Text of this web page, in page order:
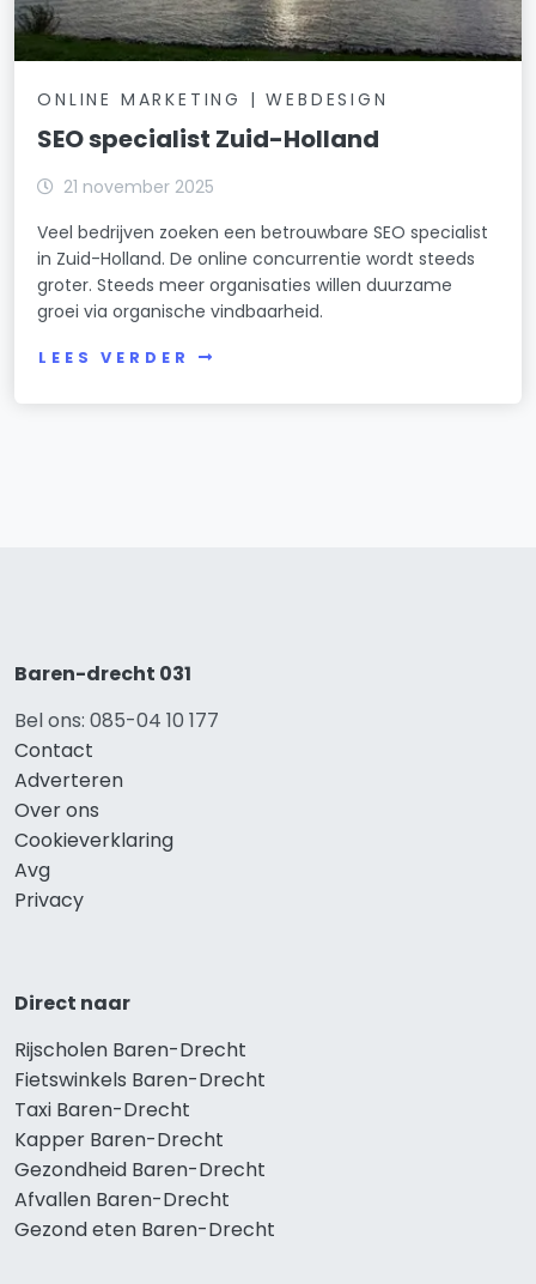
ONLINE MARKETING | WEBDESIGN
SEO specialist Zuid-Holland
21 november 2025
Veel bedrijven zoeken een betrouwbare SEO specialist
in Zuid-Holland. De online concurrentie wordt steeds
groter. Steeds meer organisaties willen duurzame
groei via organische vindbaarheid.
LEES VERDER
Baren-drecht 031
Bel ons: 085-04 10 177
Contact
Adverteren
Over ons
Cookieverklaring
Avg
Privacy
Direct naar
Rijscholen Baren-Drecht
Fietswinkels Baren-Drecht
Taxi Baren-Drecht
Kapper Baren-Drecht
Gezondheid Baren-Drecht
Afvallen Baren-Drecht
Gezond eten Baren-Drecht